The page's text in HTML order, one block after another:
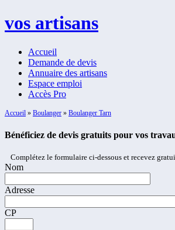
vos artisans
Accueil
Demande de devis
Annuaire des artisans
Espace emploi
Accès Pro
Accueil » Boulanger » Boulanger Tarn
Bénéficiez de devis gratuits pour vos
Complétez le formulaire ci-dessous et recevez
Nom
Adresse
CP